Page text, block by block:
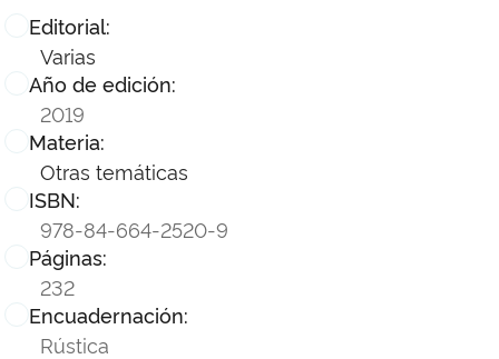
Editorial:
Varias
Año de edición:
2019
Materia:
Otras temáticas
ISBN:
978-84-664-2520-9
Páginas:
232
Encuadernación:
Rústica